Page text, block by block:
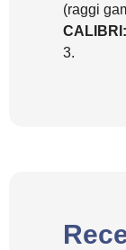
(raggi
CALIBRI:
3.